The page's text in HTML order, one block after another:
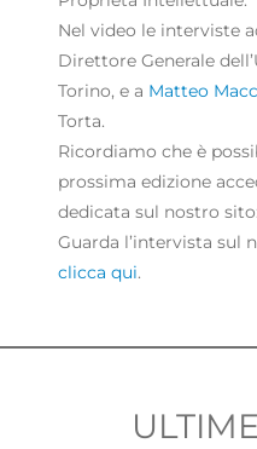
Nel video le interviste
Direttore Generale
Torino, e a Matteo
Torta.
Ricordiamo che è
prossima edizione
dedicata sul nostro sito:
Guarda l’intervista sul
clicca qui.